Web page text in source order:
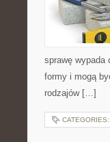
sprawę wypada
formy i mogą
rodzajów […]
CATEGORIES: